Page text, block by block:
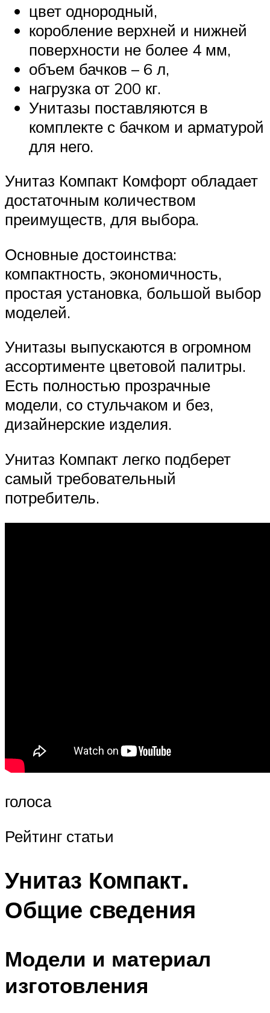
цвет однородный,
коробление верхней и нижней
поверхности не более 4 мм,
объем бачков – 6 л,
нагрузка от 200 кг.
Унитазы поставляются в
комплекте с бачком и арматурой
для него.
Унитаз Компакт Комфорт обладает
достаточным количеством
преимуществ, для выбора.
Основные достоинства:
компактность, экономичность,
простая установка, большой выбор
моделей.
Унитазы выпускаются в огромном
ассортименте цветовой палитры.
Есть полностью прозрачные
модели, со стульчаком и без,
дизайнерские изделия.
Унитаз Компакт легко подберет
самый требовательный
потребитель.
голоса
Рейтинг статьи
Унитаз Компакт.
Общие сведения
Модели и материал
изготовления